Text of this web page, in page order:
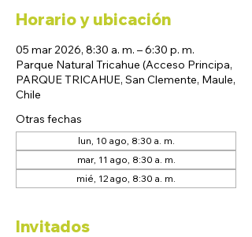
Horario y ubicación
05 mar 2026, 8:30 a. m. – 6:30 p. m.
Parque Natural Tricahue (Acceso Principa,
PARQUE TRICAHUE, San Clemente, Maule,
Chile
Otras fechas
lun, 10 ago, 8:30 a. m.
mar, 11 ago, 8:30 a. m.
mié, 12 ago, 8:30 a. m.
Invitados